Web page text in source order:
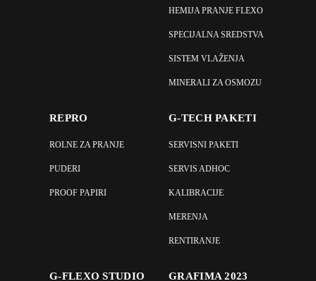
HEMIJA PRANJE FLEXO
SPECIJALNA SREDSTVA
SISTEM VLAŽENJA
MINERALI ZA OSMOZU
REPRO
ROLNE ZA PRANJE
PUDERI
PROOF PAPIRI
G-TECH PAKETI
SERVISNI PAKETI
SERVIS ADHOC
KALIBRACIJE
MERENJA
RENTIRANJE
G-FLEXO STUDIO GRAFIMA 2023